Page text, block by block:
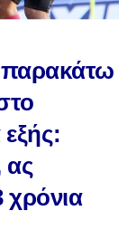
ας
χρόνια